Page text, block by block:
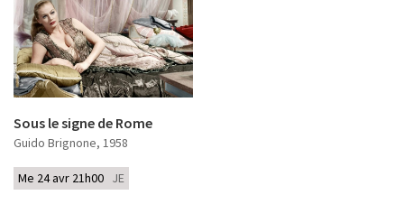
Sous le signe de Rome
Guido Brignone, 1958
Me 24 avr 21h00 JE